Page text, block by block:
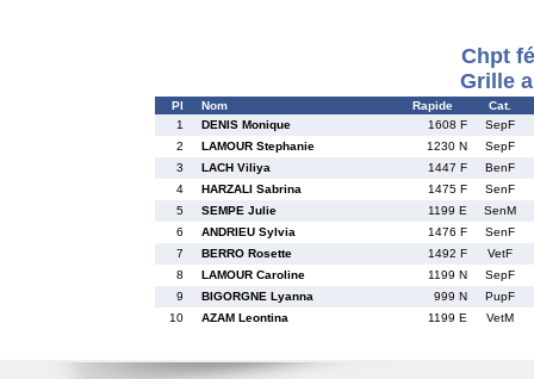
Chpt
Grille
Pl Nom Rapide
Cat.
1
DENIS Monique 1608 F
SepF
2
LAMOUR Stephanie 1230 N
SepF
3
LACH Viliya 1447 F
BenF
4
HARZALI Sabrina 1475 F
SenF
5
SEMPE Julie 1199 E
SenM
6
ANDRIEU Sylvia 1476 F
SenF
7
BERRO Rosette 1492 F
VetF
8
LAMOUR Caroline 1199 N
SepF
9
BIGORGNE Lyanna 999 N
PupF
10
AZAM Leontina 1199 E VetM